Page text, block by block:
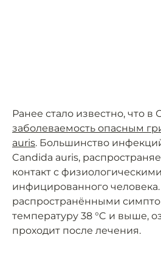
Ранее стало известно, что
заболеваемость опасным
auris. Большинство
Candida auris,
контакт с
инфицированного
распространёнными
температуру 38 °C и выше,
проходит после лечения.